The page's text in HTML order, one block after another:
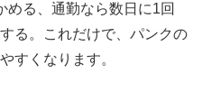
める、通勤なら数日に1回
る。これだけで、パンクの
すくなります。